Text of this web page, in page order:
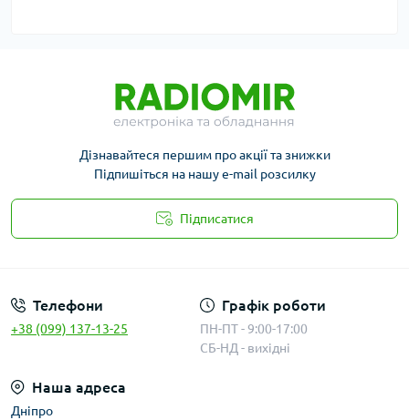
Дізнавайтеся першим про акції та знижки
Підпишіться на нашу e-mail розсилку
Підписатися
Телефони
+38 (099) 137-13-25
Графік роботи
ПН-ПТ - 9:00-17:00
СБ-НД - вихідні
Наша адреса
Дніпро